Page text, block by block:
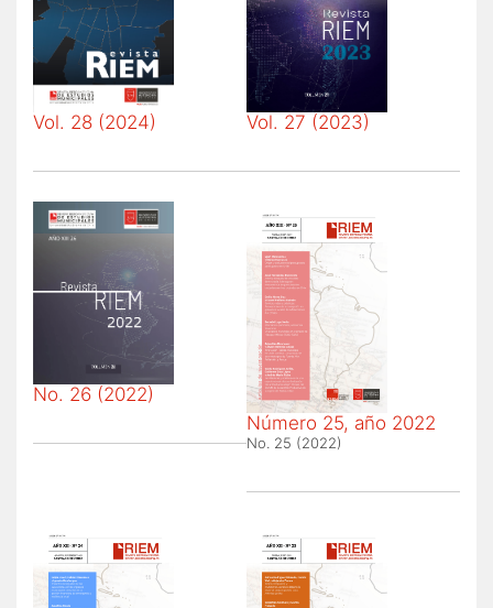
Vol. 28 (2024) Vol. 27 (2023)
No. 26 (2022)
Número 25, año 2022
No. 25 (2022)